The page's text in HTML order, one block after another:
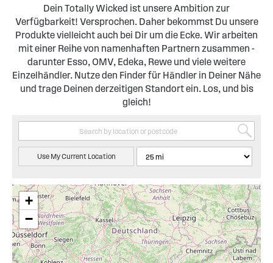
Dein Totally Wicked ist unsere Ambition zur
Verfügbarkeit! Versprochen. Daher bekommst Du unsere
Produkte vielleicht auch bei Dir um die Ecke. Wir arbeiten
mit einer Reihe von namenhaften Partnern zusammen -
darunter Esso, OMV, Edeka, Rewe und viele weitere
Einzelhändler. Nutze den Finder für Händler in Deiner Nähe
und trage Deinen derzeitigen Standort ein. Los, und bis
gleich!
Use My Current Location
+
−